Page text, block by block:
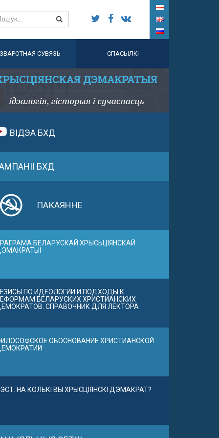
ЗВАРОТНАЯ СУВЯЗЬ СПАСЫЛКІ
ВІДЭА БХД
БХД
ПАКАЯННЕ
БЕЛАРУСКАЙ ХРЫСЬЦІЯНСКАЙ
ПО ИДЕОЛОГИИ И ПОДХОДЫ К
БЕЛАРУСКИХ ХРИСТИАНСКИХ
СПРАВОЧНИК ДЛЯ ЛЕКТОРА
ОБОСНОВАНИЕ ХРИСТИАНСКОЙ
НА КОЛЬКІ ВЫ ХРЫСЦІЯНСКІ ДЭМАКРАТ?